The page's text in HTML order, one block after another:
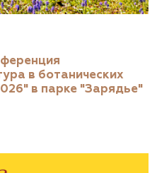
в ботанических
в парке "Зарядье"